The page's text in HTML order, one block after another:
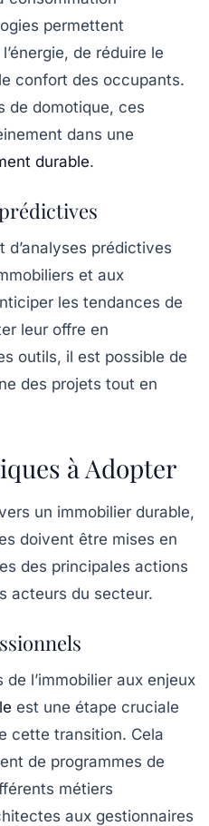
permettent
de réduire le
confort des occupants.
de domotique, ces
dans une
durable.
d’analyses prédictives
et aux
les tendances de
leur offre en
outils, il est possible de
des projets tout en
à Adopter
un immobilier durable,
doivent être mises en
des principales actions
acteurs du secteur.
l’immobilier aux enjeux
est une étape cruciale
cette transition. Cela
de programmes de
métiers
aux gestionnaires